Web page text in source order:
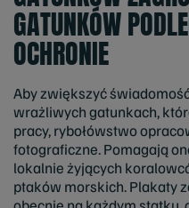
GATUNKÓW
OCHRONIE
Aby zwiększyć
wrażliwych gatunkach,
pracy, rybołówstwo
fotograficzne. Pomagają
lokalnie żyjących
ptaków morskich. Plakaty